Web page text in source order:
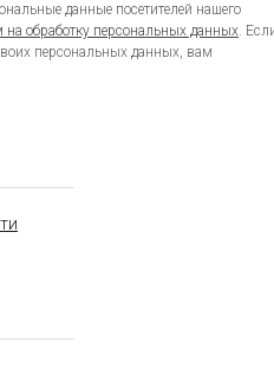
данные посетителей нашего
на обработку персональных данных.
персональных данных, вам